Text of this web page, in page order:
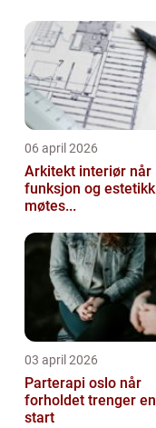
06 april 2026
Arkitekt interiør når
funksjon og estetikk
møtes...
03 april 2026
Parterapi oslo når
forholdet trenger
start